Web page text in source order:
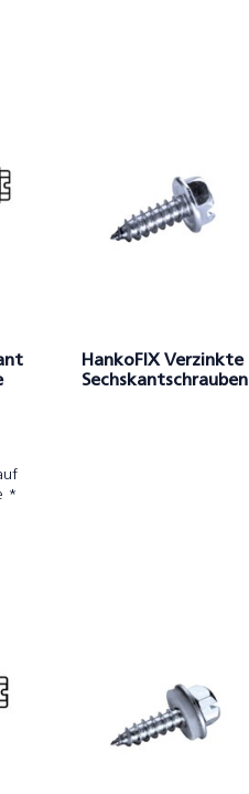
*
HankoFIX Verzinkte
Sechskantschrauben